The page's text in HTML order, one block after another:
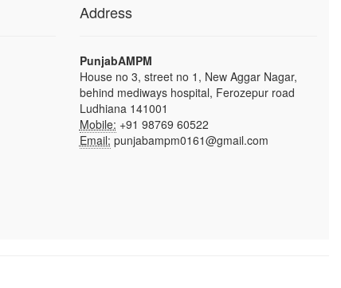
Address
PunjabAMPM
House no 3, street no 1, New Aggar Nagar,
behind mediways hospital, Ferozepur road
Ludhiana 141001
Mobile: +91 98769 60522
Email: punjabampm0161@gmail.com